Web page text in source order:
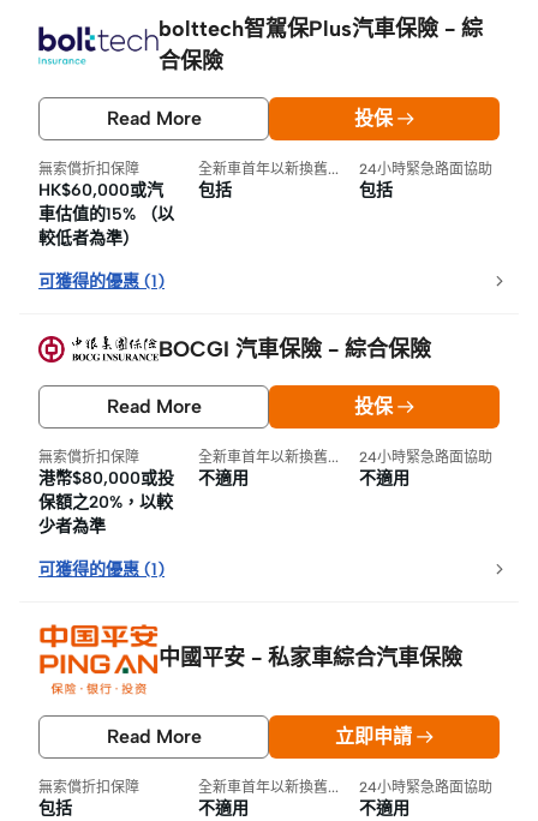
bolttech智駕保Plus汽車保險 - 綜
合保險
Read More 投保
無索償折扣保障
HK$60,000或汽
車估值的15% （以
較低者為準）
全新車首年以新換舊保障
包括
24小時緊急路面協助
包括
可獲得的優惠 (1)
BOCGI 汽車保險 - 綜合保險
Read More 投保
無索償折扣保障
港幣$80,000或投
保額之20%，以較
少者為準
全新車首年以新換舊保障
不適用
24小時緊急路面協助
不適用
可獲得的優惠 (1)
中國平安 - 私家車綜合汽車保險
Read More 立即申請
無索償折扣保障
包括
全新車首年以新換舊保障
不適用
24小時緊急路面協助
不適用